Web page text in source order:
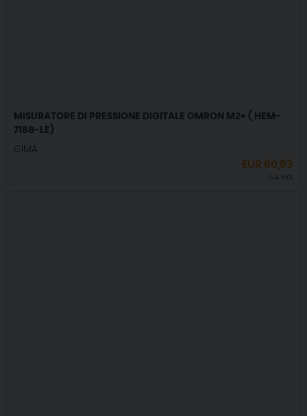
MISURATORE DI PRESSIONE DIGITALE OMRON M2+ ( HEM-
7188-LE)
GIMA
EUR 60,93
IVA incl.